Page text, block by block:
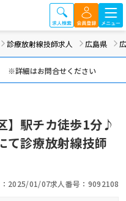
診療放射線技師求人 広島県
※詳細はお問合せください
】駅チカ徒歩1分♪
て診療放射線技師
：2025/01/07求人番号：9092108